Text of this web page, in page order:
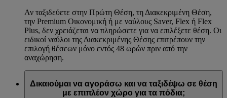
Αν ταξιδεύετε στην Πρώτη Θέση, τη Διακεκριμένη Θέση,
την Premium Οικονομική ή με ναύλους Saver, Flex ή Flex
Plus, δεν χρειάζεται να πληρώσετε για να επιλέξετε θέση. Οι
ειδικοί ναύλοι της Διακεκριμένης Θέσης επιτρέπουν την
επιλογή θέσεων μόνο εντός 48 ωρών πριν από την
αναχώρηση.
Δικαιούμαι να αγοράσω και να ταξιδέψω σε θέση
με επιπλέον χώρο για τα πόδια;